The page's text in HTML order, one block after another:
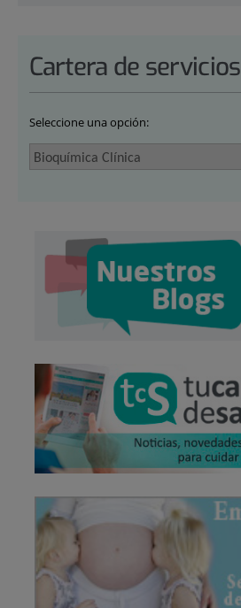
Cartera de servicios
Seleccione una opción: